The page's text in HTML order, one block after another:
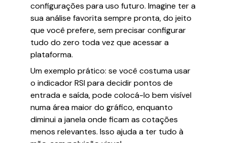
configurações para uso futuro. Imagine ter a
sua análise favorita sempre pronta, do jeito
que você prefere, sem precisar configurar
tudo do zero toda vez que acessar a
plataforma.
Um exemplo prático: se você costuma usar
o indicador RSI para decidir pontos de
entrada e saída, pode colocá-lo bem visível
numa área maior do gráfico, enquanto
diminui a janela onde ficam as cotações
menos relevantes. Isso ajuda a ter tudo à